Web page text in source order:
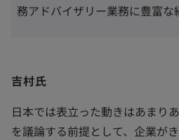
務アドバイザリー業務に豊富な
吉村氏
日本では表立った動きはあまり
を議論する前提として、企業が